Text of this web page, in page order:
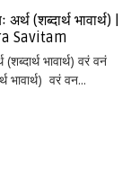
(शब्दार्थ भावार्थ) |
Savitam
भावार्थ) वरं वनं
भावार्थ) वरं वन...